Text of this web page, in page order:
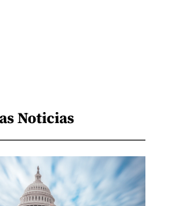
Noticias